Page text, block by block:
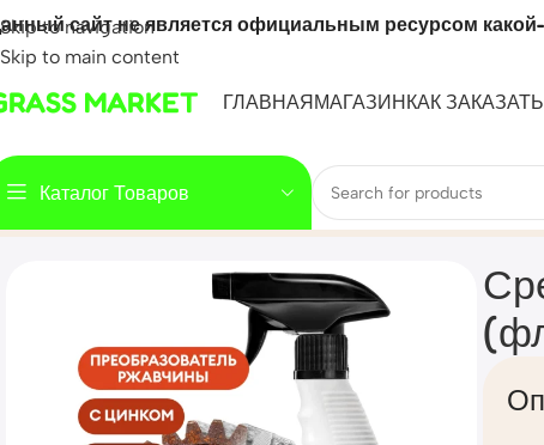
Skip to navigation
Skip to main content
сайт не является официальным ресурсом
MARKET ГЛАВНАЯМАГАЗИНКАК ЗАКАЗАТЬ
Каталог Товаров
Средство для удаления ржавчины «Rust